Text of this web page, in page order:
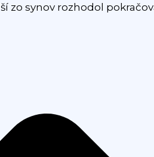
synov rozhodol